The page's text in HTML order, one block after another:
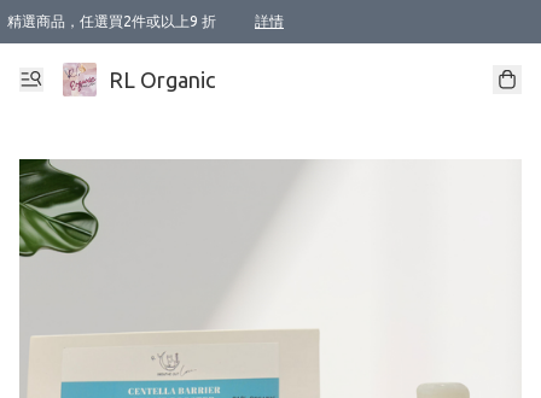
精選商品，任選買2件或以上9 折 詳情
XI周年優惠【新品自由選2件88折/3件85折】
XI周年優惠【Chakra 脈輪平衡自由選2件9折/3件85折/5件8折】
Florame 肌底自由選 2支9折 3支85折
XI周年優惠【蟲蟲退散 · 防衛結界﹞系列2件9折】
Sunki 任選2件95折
BIOFFICINA TOSCANA 任選2支9折 3支85折
Lamav 任選1件9折 2件85折
Mukti Organics 指定產品任選1件9折, 2件88折 3件85折
Intelligent Nutrients Skincare 任選2件9折
deodorant 任選2件88折
化妝品 任選2件95折
XI周年優惠【身心靈單品 任選2件9折/3件85折/5件8折】
XI周年優惠 【精油/香水 任選2件9折/3件85折/5件8折】
XI周年優惠【「關節到肌膚」全效養護 BODY OIL 組2件88折/3件85折】
XI周年優惠【夏日有機物理防曬套裝2件88折】
XI周年優惠【夏日潔面隨意選2件88折/3件85折】
XI周年優惠【逆齡奇蹟抗氧 11 自由選2件88折/3件85折/4件或以上8折】
新會員首次購物即享全單 95 折優惠！
成為VIP / VVIP 可享有生日月現金扣減獎賞優惠 !! 記得去賬户資料填上生日日期啦 !
選用順豐速運，滿$500 免運費
本地速遞 京東 送住宅/ 工商地址 $400 免運費
澳門訂單選用順豐速運，滿$800 免運費
RL Organic